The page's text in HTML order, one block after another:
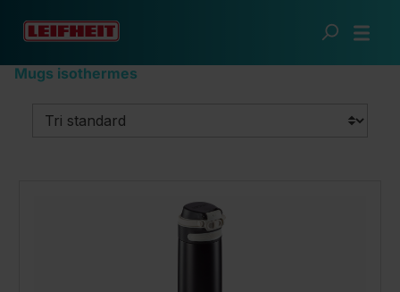
Passer au contenu principal
Mugs isothermes